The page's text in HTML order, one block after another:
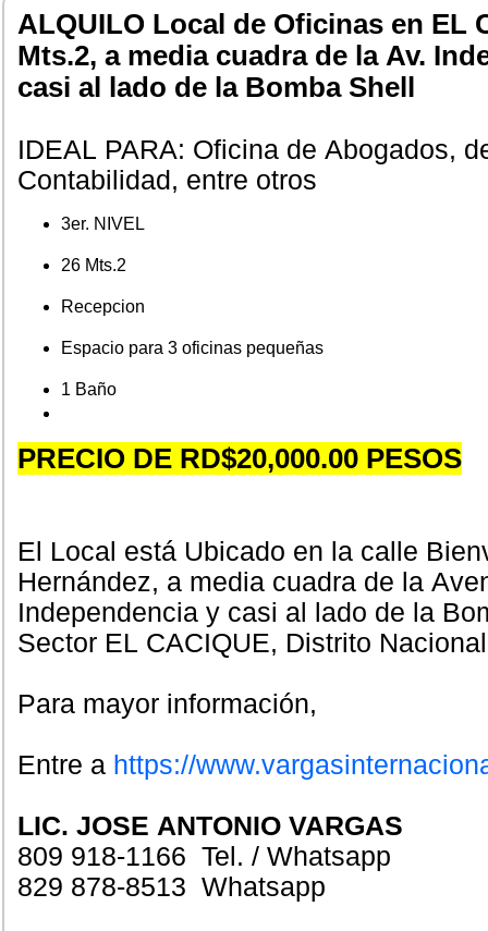
ALQUILO Local de Oficinas en EL
Mts.2, a media cuadra de la Av.
casi al lado de la Bomba Shell
IDEAL PARA: Oficina de Abogados,
Contabilidad, entre otros
3er. NIVEL
26 Mts.2
Recepcion
Espacio para 3 oficinas pequeñas
1 Baño
PRECIO DE RD$20,000.00 PESOS
El Local está Ubicado en la calle
Hernández, a media cuadra de la
Independencia y casi al lado de la
Sector EL CACIQUE, Distrito
Para mayor información,
Entre a https://
LIC. JOSE ANTONIO VARGAS
809 918-1166 Tel. / Whatsapp
829 878-8513 Whatsapp